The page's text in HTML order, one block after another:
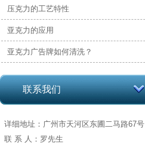
压克力的工艺特性
亚克力的应用
亚克力广告牌如何清洗？
联系我们
详细地址：广州市天河区东圃二马路67号
联 系 人：罗先生